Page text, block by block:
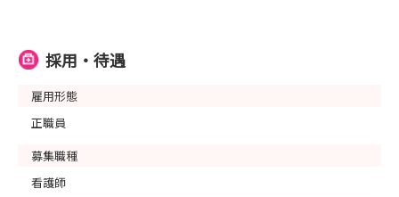
採用・待遇
雇用形態
正職員
募集職種
看護師